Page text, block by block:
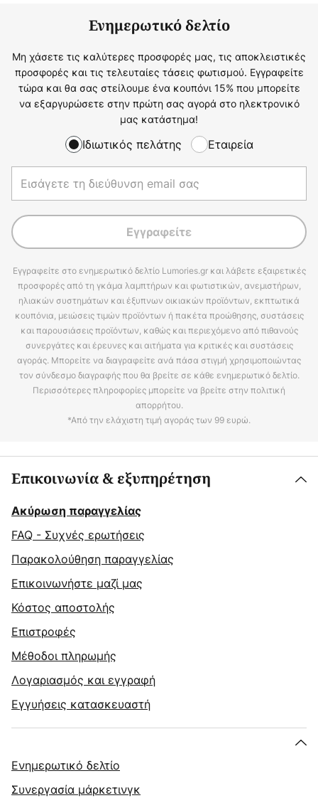
Ενημερωτικό δελτίο
Μη χάσετε τις καλύτερες προσφορές μας, τις αποκλειστικές
προσφορές και τις τελευταίες τάσεις φωτισμού. Εγγραφείτε
τώρα και θα σας στείλουμε ένα κουπόνι 15% που μπορείτε
να εξαργυρώσετε στην πρώτη σας αγορά στο ηλεκτρονικό
μας κατάστημα!
Ιδιωτικός πελάτης Εταιρεία
Εγγραφείτε
Εγγραφείτε στο ενημερωτικό δελτίο Lumories.gr και λάβετε εξαιρετικές
προσφορές από τη γκάμα λαμπτήρων και φωτιστικών, ανεμιστήρων,
ηλιακών συστημάτων και έξυπνων οικιακών προϊόντων, εκπτωτικά
κουπόνια, μειώσεις τιμών προϊόντων ή πακέτα προώθησης, συστάσεις
και παρουσιάσεις προϊόντων, καθώς και περιεχόμενο από πιθανούς
συνεργάτες και έρευνες και αιτήματα για κριτικές και συστάσεις
αγοράς. Μπορείτε να διαγραφείτε ανά πάσα στιγμή χρησιμοποιώντας
τον σύνδεσμο διαγραφής που θα βρείτε σε κάθε ενημερωτικό δελτίο.
Περισσότερες πληροφορίες μπορείτε να βρείτε στην πολιτική
απορρήτου.
*Από την ελάχιστη τιμή αγοράς των 99 ευρώ.
Επικοινωνία & εξυπηρέτηση
Ακύρωση παραγγελίας
FAQ - Συχνές ερωτήσεις
Παρακολούθηση παραγγελίας
Επικοινωνήστε μαζί μας
Κόστος αποστολής
Επιστροφές
Μέθοδοι πληρωμής
Λογαριασμός και εγγραφή
Εγγυήσεις κατασκευαστή
Ενημερωτικό δελτίο
Συνεργασία μάρκετινγκ